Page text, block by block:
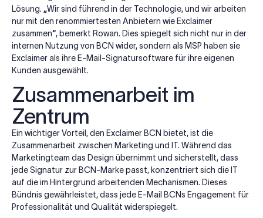
Lösung. „Wir sind führend in der Technologie, und wir arbeiten
nur mit den renommiertesten Anbietern wie Exclaimer
zusammen“, bemerkt Rowan. Dies spiegelt sich nicht nur in der
internen Nutzung von BCN wider, sondern als MSP haben sie
Exclaimer als ihre E-Mail-Signatursoftware für ihre eigenen
Kunden ausgewählt.
Zusammenarbeit im
Zentrum
Ein wichtiger Vorteil, den Exclaimer BCN bietet, ist die
Zusammenarbeit zwischen Marketing und IT. Während das
Marketingteam das Design übernimmt und sicherstellt, dass
jede Signatur zur BCN-Marke passt, konzentriert sich die IT
auf die im Hintergrund arbeitenden Mechanismen. Dieses
Bündnis gewährleistet, dass jede E-Mail BCNs Engagement für
Professionalität und Qualität widerspiegelt.